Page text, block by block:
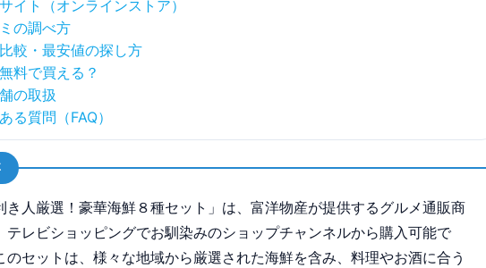
イト（オンラインストア）
の調べ方
較・最安値の探し方
料で買える？
の取扱
る質問（FAQ）
き人厳選！豪華海鮮８種セット」は、富洋物産が提供するグルメ通販商
テレビショッピングでお馴染みのショップチャンネルから購入可能で
のセットは、様々な地域から厳選された海鮮を含み、料理やお酒に合う